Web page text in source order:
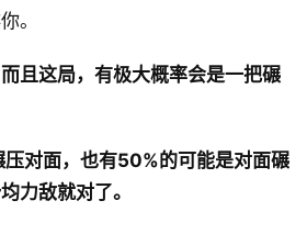
。
且这局，有极大概率会是一把碾
对面，也有50%的可能是对面碾
力敌就对了。